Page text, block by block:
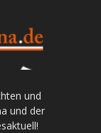
und
und der